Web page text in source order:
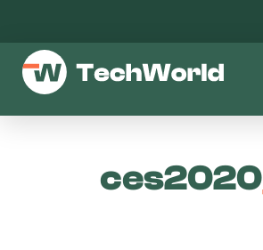
ces2020